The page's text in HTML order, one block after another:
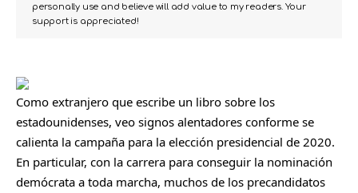
personally use and believe will add value to my readers. Your
support is appreciated!
Como extranjero que escribe un libro sobre los
estadounidenses, veo signos alentadores conforme se
calienta la campaña para la elección presidencial de 2020.
En particular, con la carrera para conseguir la nominación
demócrata a toda marcha, muchos de los precandidatos